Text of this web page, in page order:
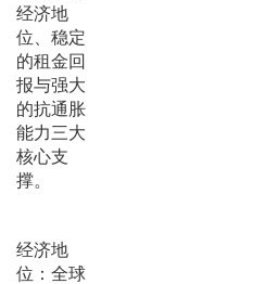
经济地
位、稳定
的租金回
报与强大
的抗通胀
能力三大
核心支
撑。
经济地
位：全球